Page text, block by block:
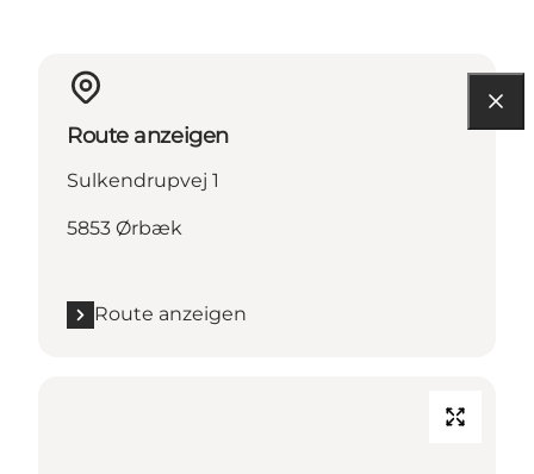
Route anzeigen
Sulkendrupvej 1
5853 Ørbæk
Route anzeigen